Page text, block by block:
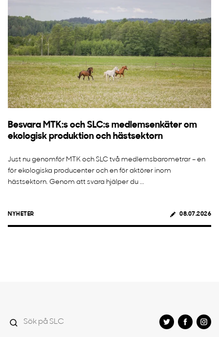
Besvara MTK:s och SLC:s medlemsenkäter om
ekologisk produktion och hästsektorn
Just nu genomför MTK och SLC två medlemsbarometrar – en
för ekologiska producenter och en för aktörer inom
hästsektorn. Genom att svara hjälper du ...
NYHETER 08.07.2026